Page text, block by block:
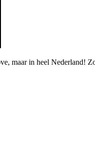
maar in heel